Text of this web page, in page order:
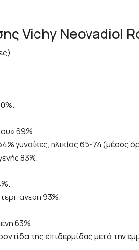
Vichy Neovadiol
69%.
γυναίκες, ηλικίας 65-74 (μέσος
83%.
άνεση 93%.
63%.
της επιδερμίδας μετά την